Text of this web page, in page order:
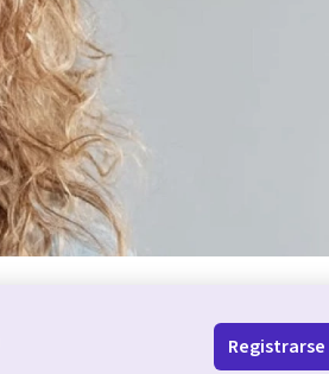
Registrarse